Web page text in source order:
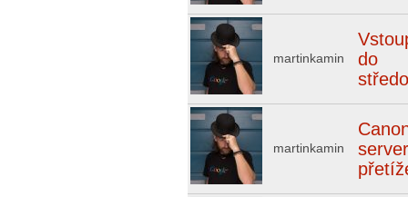
martinkamin
do
martinkamin
server